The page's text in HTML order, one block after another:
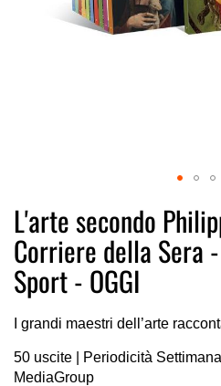
all'inizio
della
galleria
di
immagini
L'arte secondo
Corriere della Sera
Sport - OGGI
I grandi maestri dell’arte
50 uscite | Periodicità
MediaGroup